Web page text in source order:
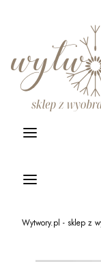
Wytwory.pl - sklep z